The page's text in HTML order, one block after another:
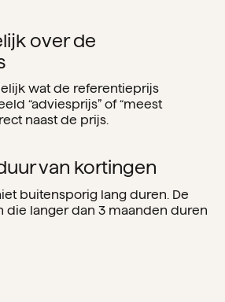
over de
wat de referentieprijs
“adviesprijs” of “meest
naast de prijs.
van kortingen
buitensporig lang duren. De
die langer dan 3 maanden duren